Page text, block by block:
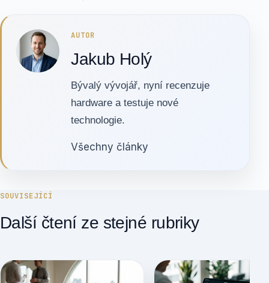
AUTOR
Jakub Holý
Bývalý vývojář, nyní recenzuje
hardware a testuje nové
technologie.
Všechny články
SOUVISEJÍCÍ
Další čtení ze stejné rubriky